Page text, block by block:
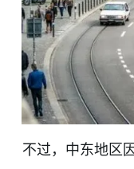
不过，中东地区